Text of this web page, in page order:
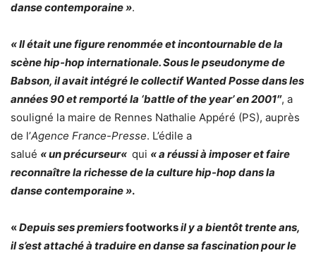
danse contemporaine ».
« Ilétait une figure renommée et incontournable de la
scène hip-hop internationale. Sous le pseudonyme de
Babson, il avait intégré le collectif Wanted Posse dans les
années 90 et remporté la ‘battle of the year’ en 2001″, a
souligné la maire de Rennes Nathalie Appéré (PS), auprès
de l’Agence France-Presse. L’édile a
salué « unprécurseur« qui « a réussi à imposer et faire
reconnaître la richesse de la culture hip-hop dans la
danse contemporaine ».
«Depuis ses premiersfootworksil y a bientôt trente ans,
il s’est attaché à traduire en danse sa fascination pour le